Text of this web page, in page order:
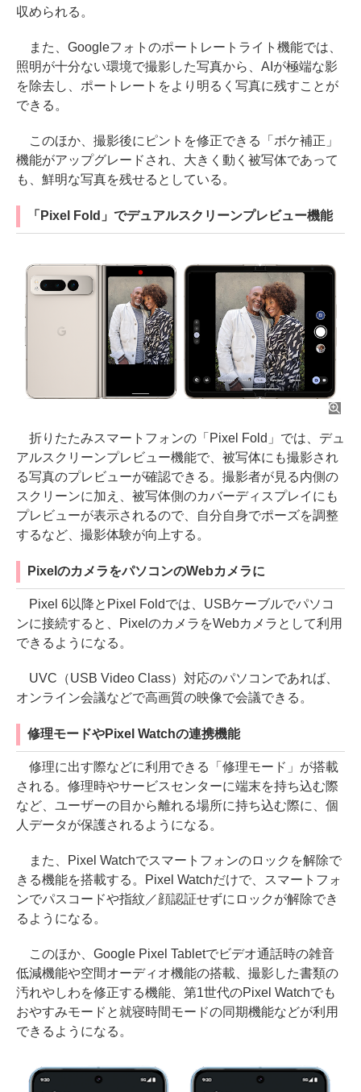
収められる。
また、Googleフォトのポートレートライト機能では、
照明が十分ない環境で撮影した写真から、AIが極端な影
を除去し、ポートレートをより明るく写真に残すことが
できる。
このほか、撮影後にピントを修正できる「ボケ補正」
機能がアップグレードされ、大きく動く被写体であって
も、鮮明な写真を残せるとしている。
「Pixel Fold」でデュアルスクリーンプレビュー機能
折りたたみスマートフォンの「Pixel Fold」では、デュ
アルスクリーンプレビュー機能で、被写体にも撮影され
る写真のプレビューが確認できる。撮影者が見る内側の
スクリーンに加え、被写体側のカバーディスプレイにも
プレビューが表示されるので、自分自身でポーズを調整
するなど、撮影体験が向上する。
PixelのカメラをパソコンのWebカメラに
Pixel 6以降とPixel Foldでは、USBケーブルでパソコ
ンに接続すると、PixelのカメラをWebカメラとして利用
できるようになる。
UVC（USB Video Class）対応のパソコンであれば、
オンライン会議などで高画質の映像で会議できる。
修理モードやPixel Watchの連携機能
修理に出す際などに利用できる「修理モード」が搭載
される。修理時やサービスセンターに端末を持ち込む際
など、ユーザーの目から離れる場所に持ち込む際に、個
人データが保護されるようになる。
また、Pixel Watchでスマートフォンのロックを解除で
きる機能を搭載する。Pixel Watchだけで、スマートフォ
ンでパスコードや指紋／顔認証せずにロックが解除でき
るようになる。
このほか、Google Pixel Tabletでビデオ通話時の雑音
低減機能や空間オーディオ機能の搭載、撮影した書類の
汚れやしわを修正する機能、第1世代のPixel Watchでも
おやすみモードと就寝時間モードの同期機能などが利用
できるようになる。